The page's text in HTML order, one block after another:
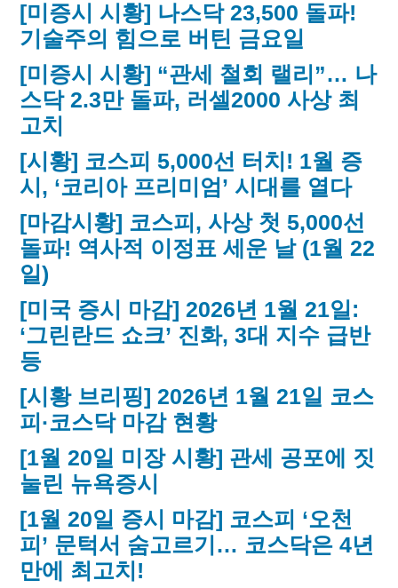
[미증시 시황] 나스닥 23,500 돌파!
기술주의 힘으로 버틴 금요일
[미증시 시황] “관세 철회 랠리”… 나
스닥 2.3만 돌파, 러셀2000 사상 최
고치
[시황] 코스피 5,000선 터치! 1월 증
시, ‘코리아 프리미엄’ 시대를 열다
[마감시황] 코스피, 사상 첫 5,000선
돌파! 역사적 이정표 세운 날 (1월 22
일)
[미국 증시 마감] 2026년 1월 21일:
‘그린란드 쇼크’ 진화, 3대 지수 급반
등
[시황 브리핑] 2026년 1월 21일 코스
피·코스닥 마감 현황
[1월 20일 미장 시황] 관세 공포에 짓
눌린 뉴욕증시
[1월 20일 증시 마감] 코스피 ‘오천
피’ 문턱서 숨고르기… 코스닥은 4년
만에 최고치!